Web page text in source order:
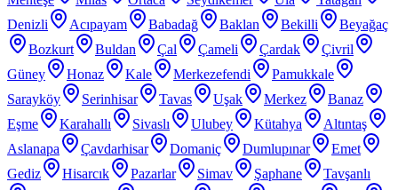
Denizli
Acıpayam Babadağ Baklan Bekilli
Beyağaç
Bozkurt
Buldan Çal Çameli Çardak
Çivril
Güney
Honaz Kale Merkezefendi
Pamukkale
Sarayköy
Serinhisar Tavas Uşak Merkez
Banaz
Eşme
Karahallı Sivaslı Ulubey Kütahya
Altıntaş
Aslanapa
Çavdarhisar Domaniç Dumlupınar
Emet
Gediz
Hisarcık Pazarlar Simav Şaphane
Tavşanlı